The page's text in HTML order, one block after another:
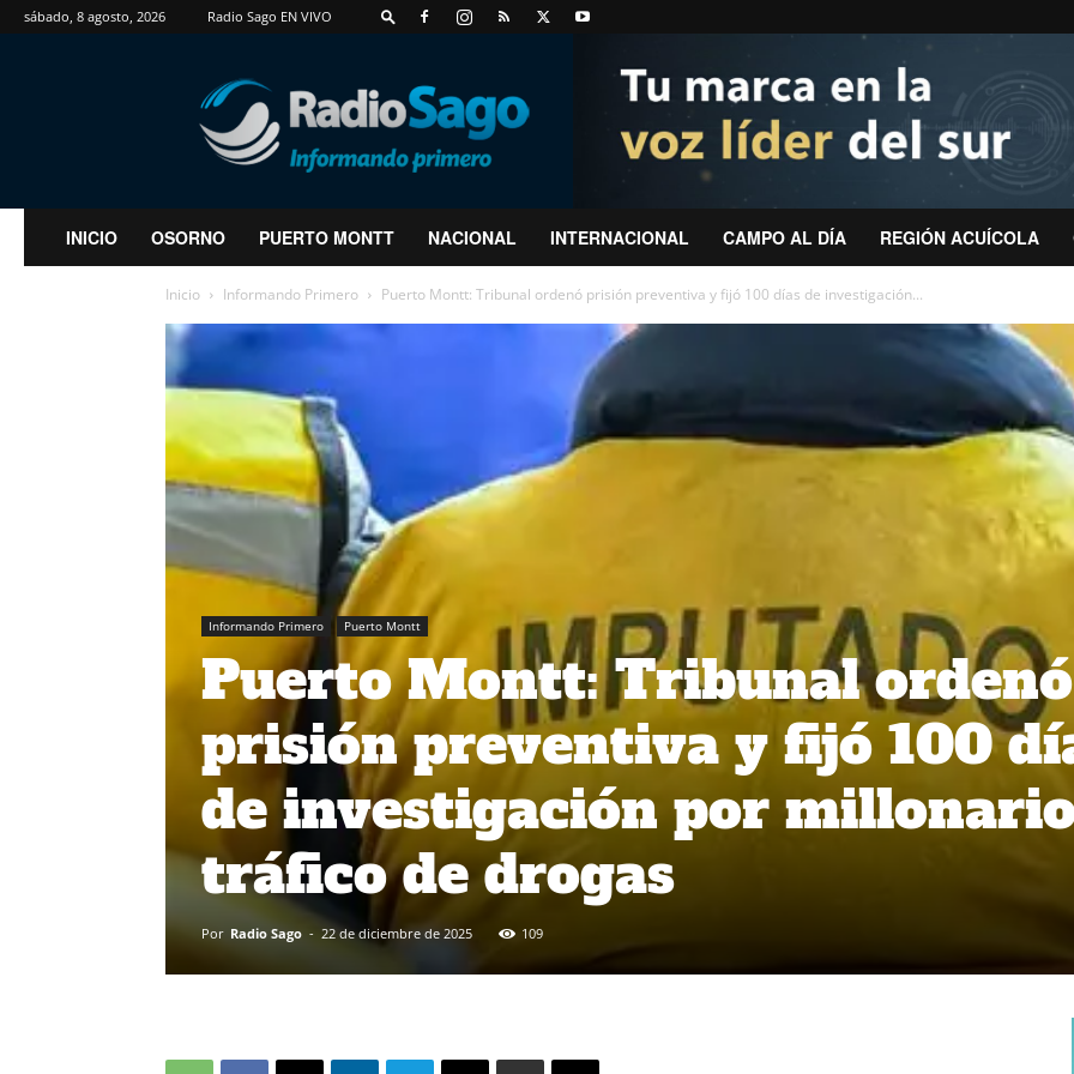
sábado, 8 agosto, 2026 Radio Sago EN VIVO
RadioSago
INICIO OSORNO PUERTO MONTT NACIONAL INTERNACIONAL CAMPO AL DÍA REGIÓN ACUÍCOLA
Inicio Informando Primero Puerto Montt: Tribunal ordenó prisión preventiva y fijó 100 días de investigación...
Informando Primero Puerto Montt
Puerto Montt: Tribunal ordenó
prisión preventiva y fijó 100
de investigación por
tráfico de drogas
Por Radio Sago - 22 de diciembre de 2025 109